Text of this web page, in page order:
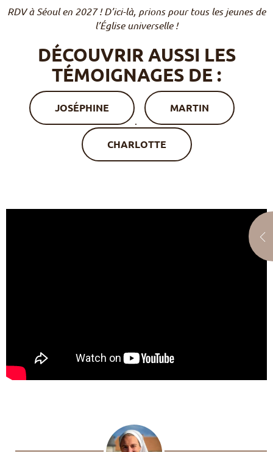
RDV à Séoul en 2027 ! D’ici-là, prions pour tous les jeunes de
l’Église universelle !
DÉCOUVRIR AUSSI LES
TÉMOIGNAGES DE :
JOSÉPHINE MARTIN
CHARLOTTE